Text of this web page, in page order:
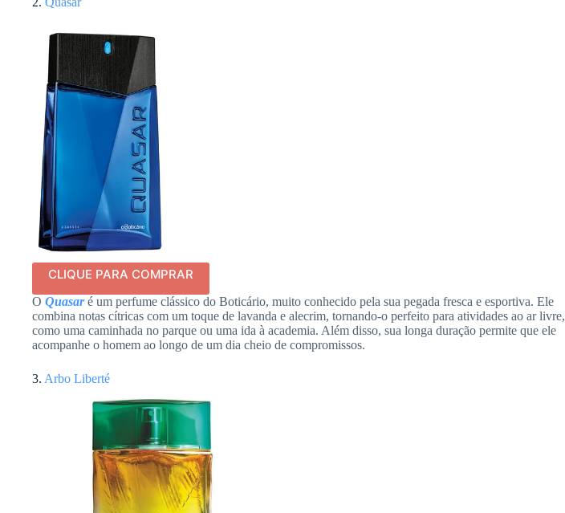
CLIQUE PARA COMPRAR
O Quasaré um perfume clássico do Boticário, muito conhecido pela sua pegada fresca e esportiva. Ele
combina notas cítricas com um toque de lavanda e alecrim, tornando-o perfeito para atividades ao ar livre,
como uma caminhada no parque ou uma ida à academia. Além disso, sua longa duração permite que ele
acompanhe o homem ao longo de um dia cheio de compromissos.
3. Arbo Liberté